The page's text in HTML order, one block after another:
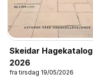
Skeidar Hagekatalog
2026
fra tirsdag 19/05/2026